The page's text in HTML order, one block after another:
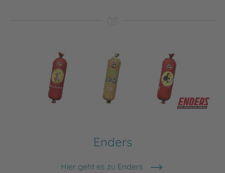
Enders
Hier geht es zu Enders